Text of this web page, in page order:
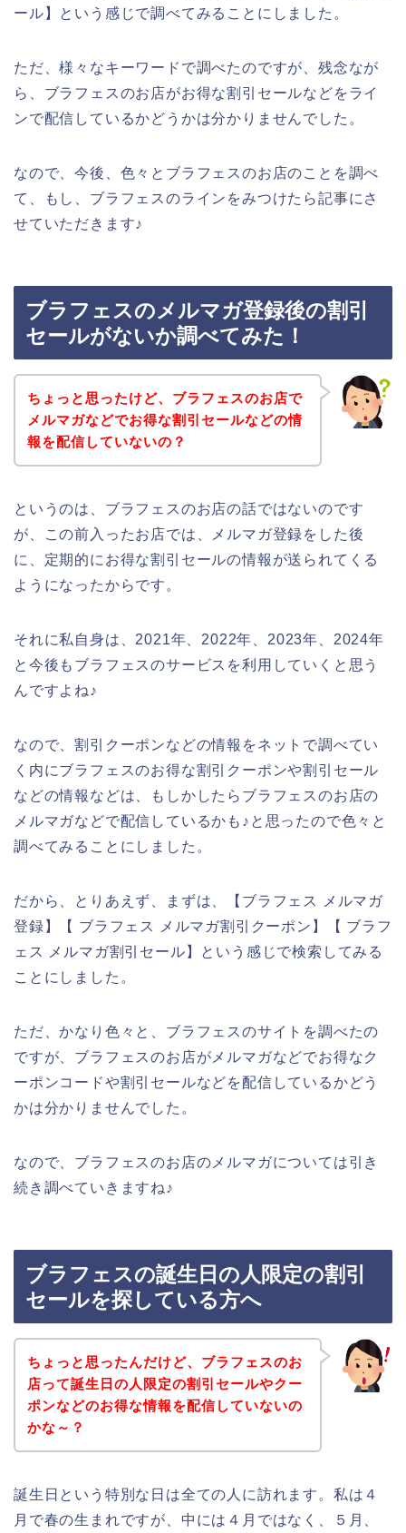
ール】という感じで調べてみることにしました。
ただ、様々なキーワードで調べたのですが、残念なが
ら、ブラフェスのお店がお得な割引セールなどをライ
ンで配信しているかどうかは分かりませんでした。
なので、今後、色々とブラフェスのお店のことを調べ
て、もし、ブラフェスのラインをみつけたら記事にさ
せていただきます♪
ブラフェスのメルマガ登録後の割引
セールがないか調べてみた！
ちょっと思ったけど、ブラフェスのお店で
メルマガなどでお得な割引セールなどの情
報を配信していないの？
というのは、ブラフェスのお店の話ではないのです
が、この前入ったお店では、メルマガ登録をした後
に、定期的にお得な割引セールの情報が送られてくる
ようになったからです。
それに私自身は、2021年、2022年、2023年、2024年
と今後もブラフェスのサービスを利用していくと思う
んですよね♪
なので、割引クーポンなどの情報をネットで調べてい
く内にブラフェスのお得な割引クーポンや割引セール
などの情報などは、もしかしたらブラフェスのお店の
メルマガなどで配信しているかも♪と思ったので色々と
調べてみることにしました。
だから、とりあえず、まずは、【ブラフェス メルマガ
登録】【 ブラフェス メルマガ割引クーポン】【 ブラフ
ェス メルマガ割引セール】という感じで検索してみる
ことにしました。
ただ、かなり色々と、ブラフェスのサイトを調べたの
ですが、ブラフェスのお店がメルマガなどでお得なク
ーポンコードや割引セールなどを配信しているかどう
かは分かりませんでした。
なので、ブラフェスのお店のメルマガについては引き
続き調べていきますね♪
ブラフェスの誕生日の人限定の割引
セールを探している方へ
ちょっと思ったんだけど、ブラフェスのお
店って誕生日の人限定の割引セールやクー
ポンなどのお得な情報を配信していないの
かな～？
誕生日という特別な日は全ての人に訪れます。私は４
月で春の生まれですが、中には４月ではなく、５月、